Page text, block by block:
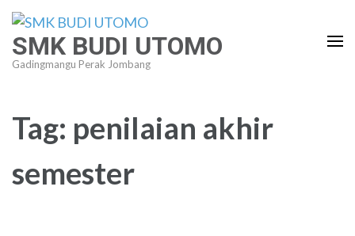
Lompat
konten
(Tekan
SMK BUDI UTOMO
Gadingmangu Perak Jombang
Tag: penilaian akhir
semester